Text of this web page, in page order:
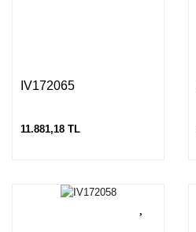
IV172065
11.881,18 TL